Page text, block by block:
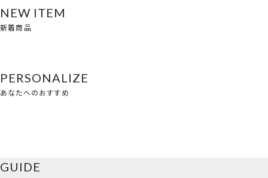
NEW ITEM
新着商品
PERSONALIZE
あなたへのおすすめ
GUIDE